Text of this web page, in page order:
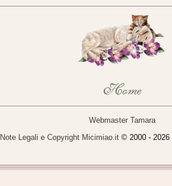
Webmaster Tamara
Note Legali e Copyright Micimiao.it © 2000 -